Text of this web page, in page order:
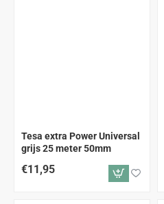
Tesa extra Power Universal
grijs 25 meter 50mm
€11,95